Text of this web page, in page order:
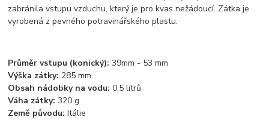
zabránila vstupu vzduchu, který je pro kvas nežádoucí. Zátka je
vyrobená z pevného potravinářského plastu.
Průměr vstupu (konický): 39mm - 53 mm
Výška zátky: 285 mm
Obsah nádobky na vodu:0,5 litrů
Váha zátky: 320 g
Země původu: Itálie